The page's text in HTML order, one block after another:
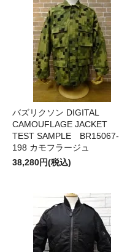
バズリクソン DIGITAL
CAMOUFLAGE JACKET
TEST SAMPLE BR15067-
198 カモフラージュ
38,280円(税込)